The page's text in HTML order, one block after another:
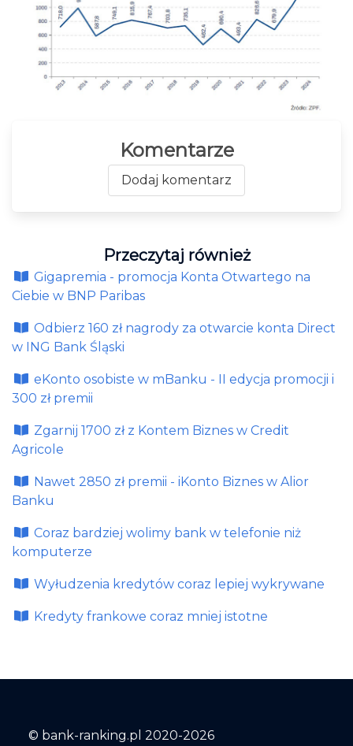
Komentarze
Dodaj komentarz
Przeczytaj również
Gigapremia - promocja Konta Otwartego na
Ciebie w BNP Paribas
Odbierz 160 zł nagrody za otwarcie konta Direct
w ING Bank Śląski
eKonto osobiste w mBanku - II edycja promocji i
300 zł premii
Zgarnij 1700 zł z Kontem Biznes w Credit
Agricole
Nawet 2850 zł premii - iKonto Biznes w Alior
Banku
Coraz bardziej wolimy bank w telefonie niż
komputerze
Wyłudzenia kredytów coraz lepiej wykrywane
Kredyty frankowe coraz mniej istotne
© bank-ranking.pl 2020-2026